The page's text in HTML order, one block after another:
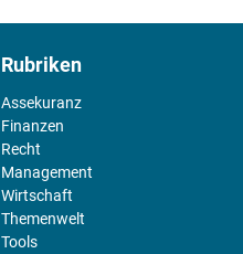
Rubriken
Assekuranz
Finanzen
Recht
Management
Wirtschaft
Themenwelt
Tools